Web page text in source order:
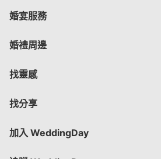
婚宴服務
婚禮周邊
找靈感
找分享
加入 WeddingDay